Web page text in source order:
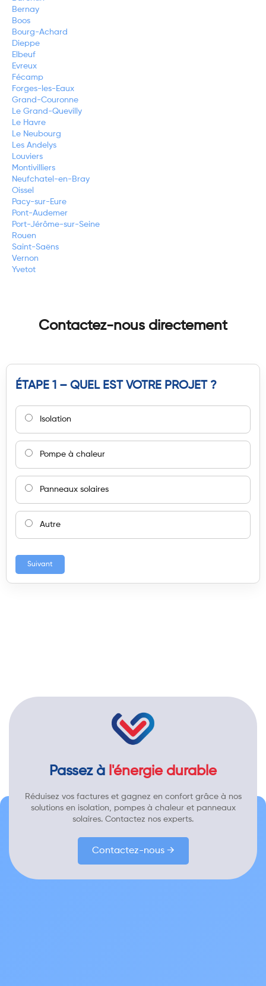
Bernay
Boos
Bourg-Achard
Dieppe
Elbeuf
Evreux
Fécamp
Forges-les-Eaux
Grand-Couronne
Le Grand-Quevilly
Le Havre
Le Neubourg
Les Andelys
Louviers
Montivilliers
Neufchatel-en-Bray
Oissel
Pacy-sur-Eure
Pont-Audemer
Port-Jérôme-sur-Seine
Rouen
Saint-Saëns
Vernon
Yvetot
Contactez-nous directement
ÉTAPE 1 – QUEL EST VOTRE PROJET ?
Isolation
Pompe à chaleur
Panneaux solaires
Autre
Suivant
Passez à l'énergie durable
Réduisez vos factures et gagnez en confort grâce à nos
solutions en isolation, pompes à chaleur et panneaux
solaires. Contactez nos experts.
Contactez-nous →